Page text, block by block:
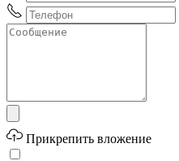
Прикрепить вложение